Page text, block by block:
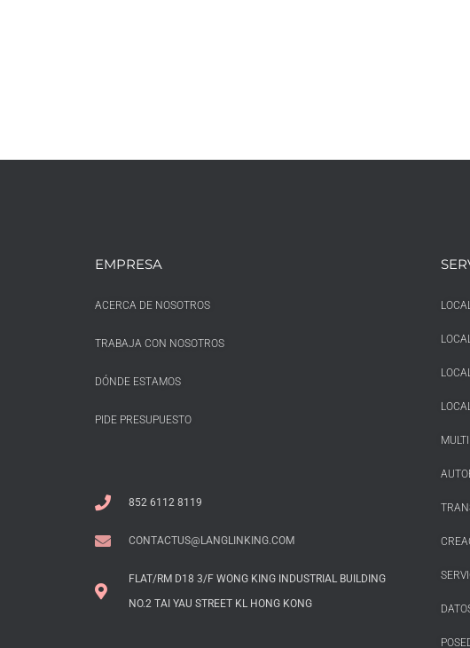
EMPRESA
ACERCA DE NOSOTROS
TRABAJA CON NOSOTROS
DÓNDE ESTAMOS
PIDE PRESUPUESTO
852 6112 8119
CONTACTUS@LANGLINKING.COM
FLAT/RM D18 3/F WONG KING INDUSTRIAL BUILDING
NO.2 TAI YAU STREET KL HONG KONG